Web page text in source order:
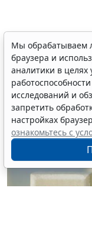
Сервис
неуплату
6 августа 2026 16:19
Мы обрабатываем
браузера и
аналитики в
исследований и
запретить
настройках
ознакомьтесь с